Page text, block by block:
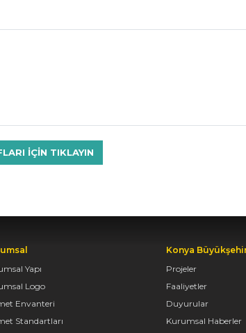
IÇIN TIKLAYIN
Yapı
Logo
Envanteri
Standartları
Konya
Projeler
Faaliyetler
Duyurular
Kurumsal Haberler